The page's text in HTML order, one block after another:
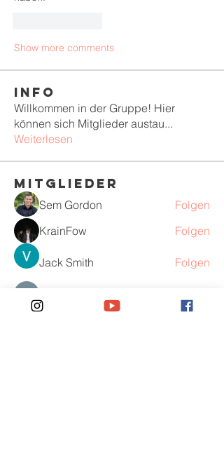
Show more comments
Info
Willkommen in der Gruppe! Hier
können sich Mitglieder austau...
Weiterlesen
Mitglieder
Sem Gordon
Folgen
KrainFow
Folgen
Jack Smith Folgen
Anjali Kumari Folgen